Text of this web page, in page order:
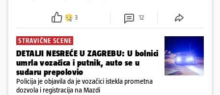
3 12
STRAVIČNE SCENE
DETALJI NESREĆE U ZAGREBU: U bolnici
umrla vozačica i putnik, auto se u
sudaru prepolovio
Policija je objavila da je vozačici istekla prometna
dozvola i registracija na Mazdi